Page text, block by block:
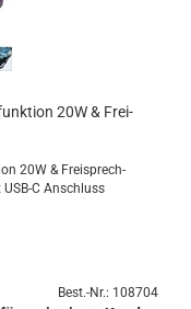
20W & Frei­
20W & Frei­sprech­
C An­schluss
Best.-Nr.: 108704